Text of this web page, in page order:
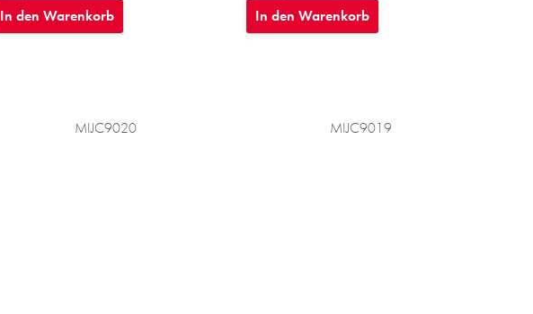
In den Warenkorb In den Warenkorb
MIJC9020 MIJC9019